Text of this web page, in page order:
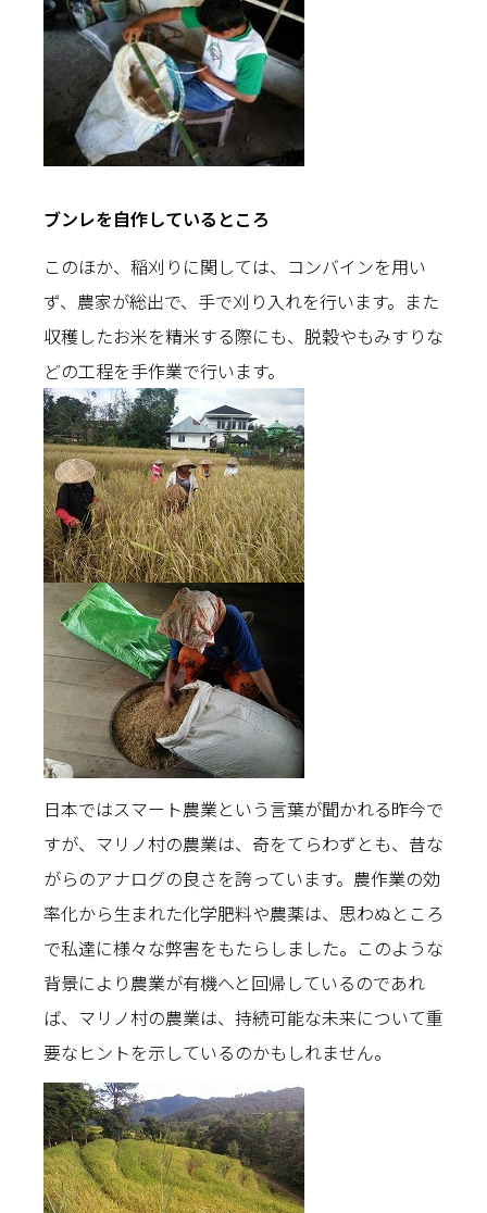
ブンレを自作しているところ
このほか、稲刈りに関しては、コンバインを用い
ず、農家が総出で、手で刈り入れを行います。また
収穫したお米を精米する際にも、脱穀やもみすりな
どの工程を手作業で行います。
日本ではスマート農業という言葉が聞かれる昨今で
すが、マリノ村の農業は、奇をてらわずとも、昔な
がらのアナログの良さを誇っています。農作業の効
率化から生まれた化学肥料や農薬は、思わぬところ
で私達に様々な弊害をもたらしました。このような
背景により農業が有機へと回帰しているのであれ
ば、マリノ村の農業は、持続可能な未来について重
要なヒントを示しているのかもしれません。